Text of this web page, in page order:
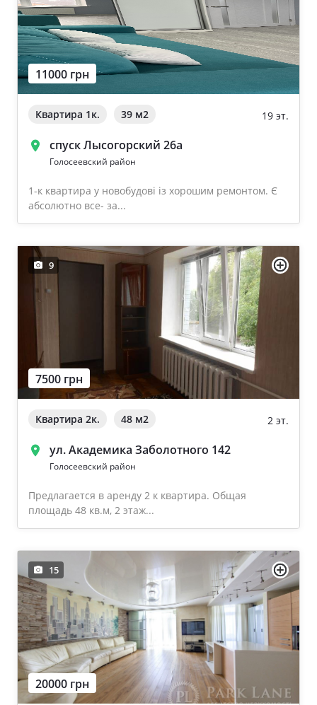
11000 грн
Квартира 1к. 39 м2 19 эт.
спуск Лысогорский 26а
Голосеевский район
1-к квартира у новобудові із хорошим ремонтом. Є
абсолютно все- за...
9
7500 грн
Квартира 2к. 48 м2 2 эт.
ул. Академика Заболотного 142
Голосеевский район
Предлагается в аренду 2 к квартира. Общая
площадь 48 кв.м, 2 этаж...
15
20000 грн